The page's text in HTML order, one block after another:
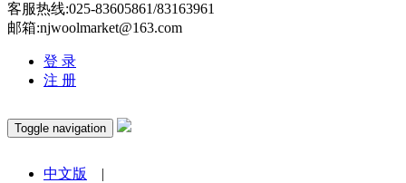
客服热线:025-83605861/83163961
邮箱:njwoolmarket@163.com
登 录
注 册
Toggle navigation
中文版
|